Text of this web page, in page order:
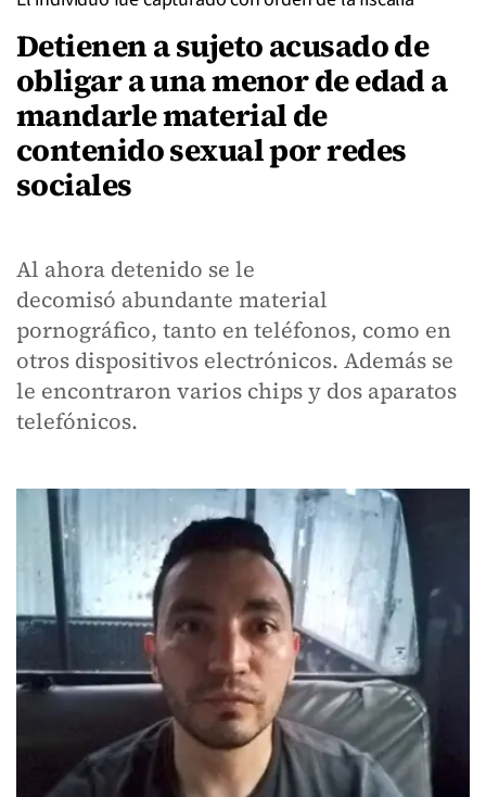
Detienen a sujeto acusado de
obligar a una menor de edad a
mandarle material de
contenido sexual por redes
sociales
Al ahora detenido se le
decomisó abundante material
pornográfico, tanto en teléfonos, como en
otros dispositivos electrónicos. Además se
le encontraron varios chips y dos aparatos
telefónicos.